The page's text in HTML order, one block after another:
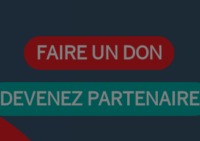
FAIRE UN DON
DEVENEZ PARTENAIRE